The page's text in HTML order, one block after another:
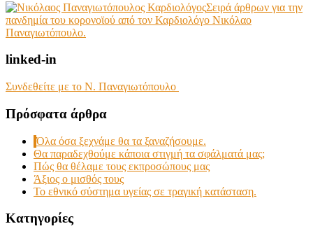
Σειρά άρθρων για την
πανδημία του κορονοϊού από τον Καρδιολόγο Νικόλαο
Παναγιωτόπουλο.
linked-in
Συνδεθείτε με το Ν. Παναγιωτόπουλο
Πρόσφατα άρθρα
Όλα όσα ξεχνάμε θα τα ξαναζήσουμε.
Θα παραδεχθούμε κάποια στιγμή τα σφάλματά μας;
Πώς θα θέλαμε τους εκπροσώπους μας
Άξιος ο μισθός τους
Το εθνικό σύστημα υγείας σε τραγική κατάσταση.
Kατηγορίες